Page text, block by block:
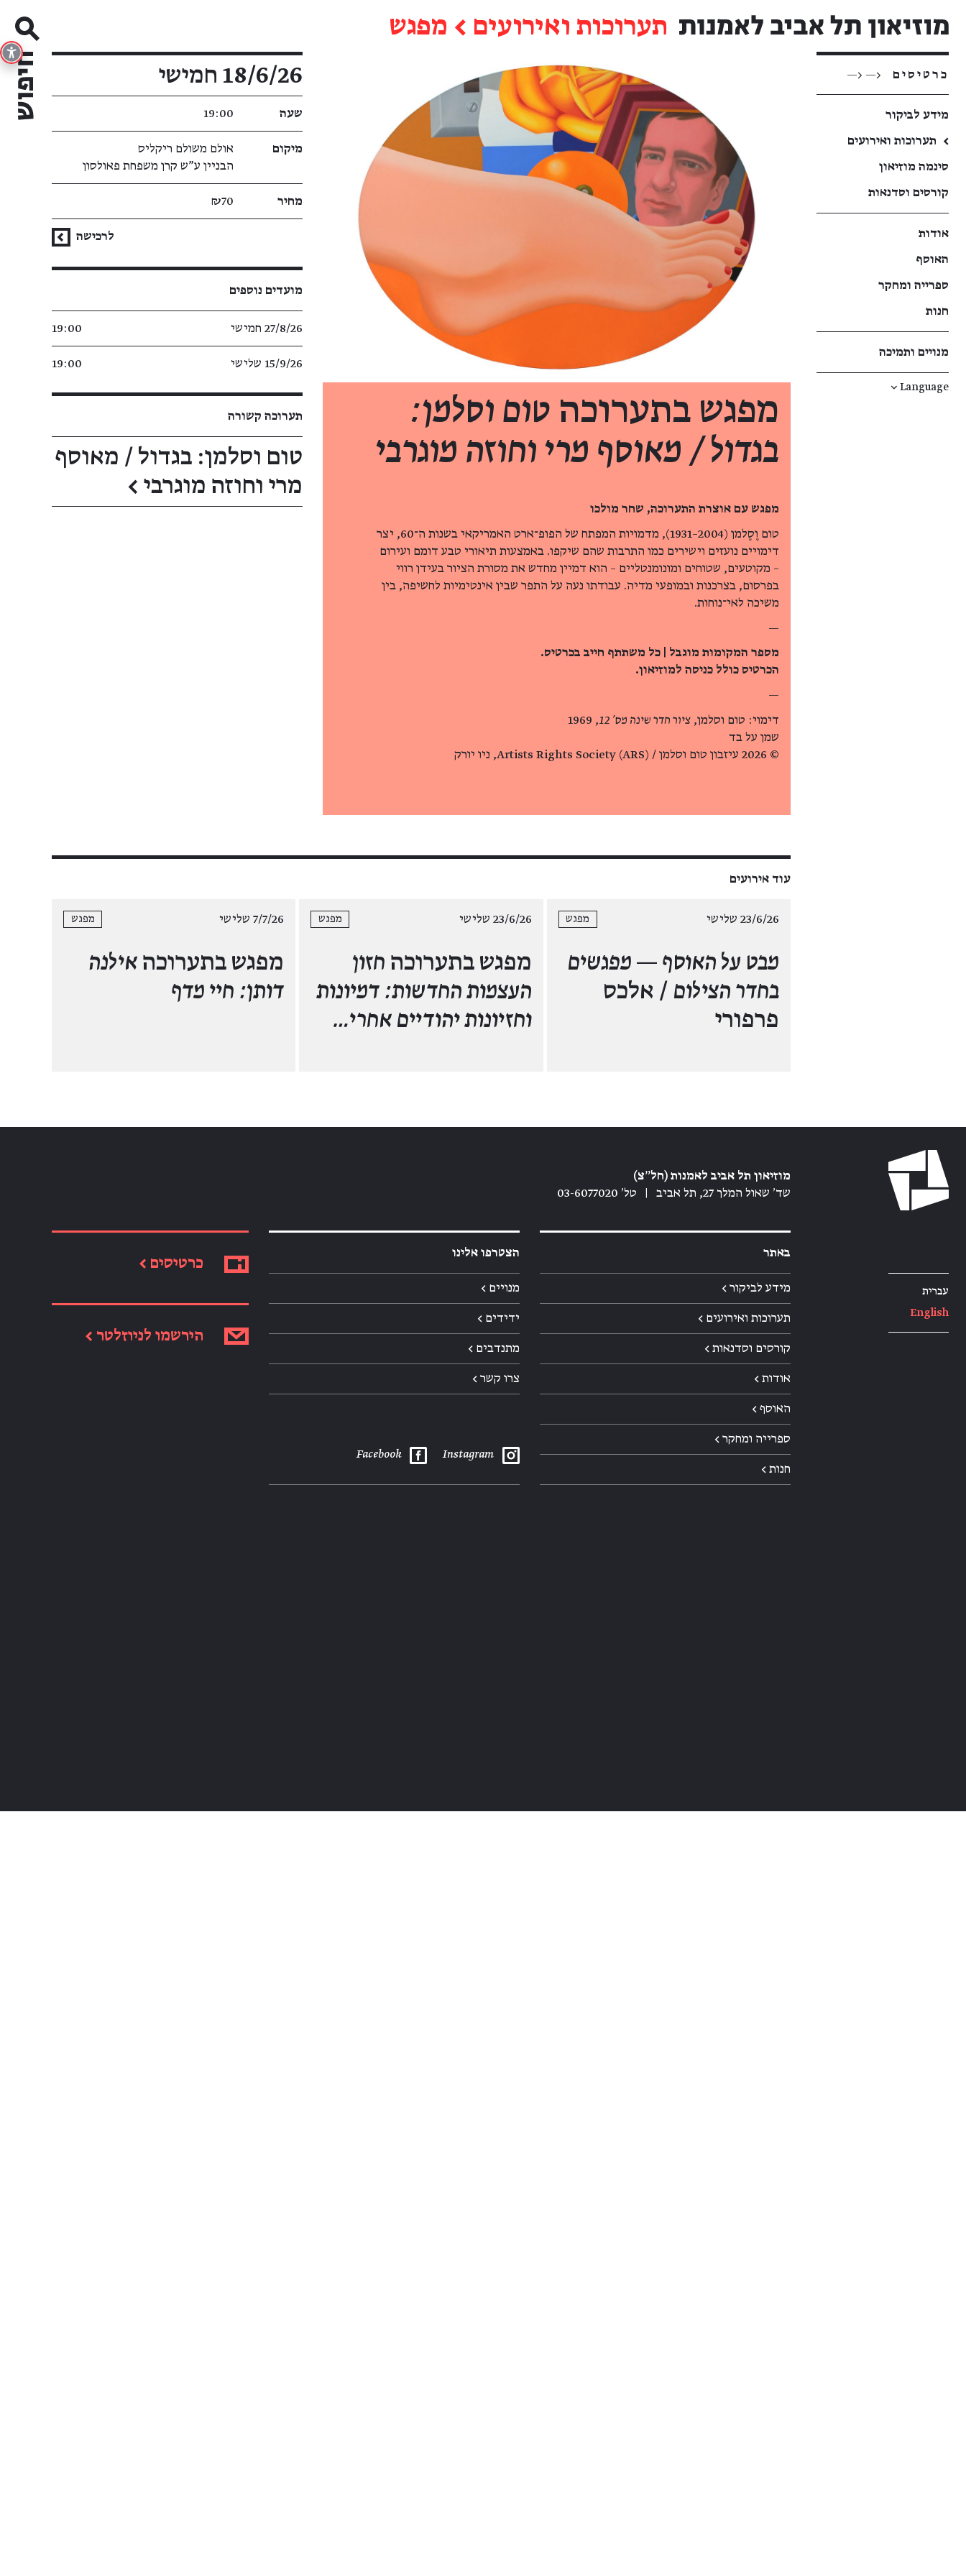
תערוכות ואירועים ← מפגש
כרטיסים <— <—
מידע לביקור
←
תערוכות ואירועים
סינמה מוזיאון
קורסים וסדנאות
אודות
האוסף
ספרייה ומחקר
חנות
מנויים ותמיכה
Language
↓
מפגש בתערוכה טום וסלמן:
בגדול / מאוסף מרי וחוזה מוגרבי
מפגש עם אוצרת התערוכה, שחר מולכו
טום וֶסֶלמן (2004–1931), מדמויות המפתח של הפופ־ארט האמריקאי בשנות ה־60, יצר
דימויים נועזים וישירים כמו התרבות שהם שיקפו. באמצעות תיאורי טבע דומם ועירום
– מקוטעים, שטוחים ומונומנטליים – הוא דמיין מחדש את מסורת הציור בעידן רווי
בפרסום, בצרכנות ובמופעי מדיה. עבודתו נעה על התפר שבין אינטימיות לחשיפה, בין
משיכה לאי־נוחות.
—
מספר המקומות מוגבל | כל משתתף חייב בכרטיס.
הכרטיס כולל כניסה למוזיאון.
—
דימוי: טום וסלמן, ציור חדר שינה מס' 12
, 1969
שמן על בד
© 2026 עיזבון טום וסלמן / Artists Rights Society (ARS), ניו יורק
פרטי האירוע
18/6/26 חמישי
שעה 19:00
מיקום
אולם משולם ריקליס
הבניין ע"ש קרן משפחת פאולסון
מחיר ₪70
לרכישה
מועדים נוספים
27/8/26 חמישי 19:00
15/9/26 שלישי 19:00
תערוכה קשורה
טום וסלמן: בגדול / מאוסף
מרי וחוזה מוגרבי←
עוד אירועים
23/6/26 שלישי מפגש
מבט על האוסף — מפגשים
בחדר הצילום / אלכס
פרפורי
23/6/26 שלישי מפגש
מפגש בתערוכה חזון
העצמות החדשות: דמיונות
וחזיונות יהודיים אחרי…
7/7/26 שלישי מפגש
מפגש בתערוכה אילנה
דותן: חיי מדף
עברית
English
מוזיאון תל אביב לאמנות (חל״צ)
שד׳ שאול המלך 27, תל אביב
טל׳ 03-6077020
באתר
מידע לביקור ←
תערוכות ואירועים ←
קורסים וסדנאות ←
אודות ←
האוסף ←
ספרייה ומחקר ←
חנות ←
הצטרפו אלינו
מנויים ←
ידידים ←
מתנדבים ←
צרו קשר ←
Instagram
Facebook
כרטיסים ←
הירשמו לניוזלטר ←